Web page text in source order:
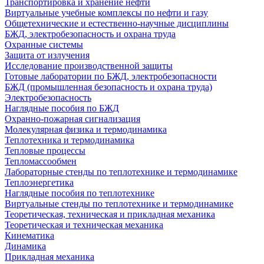
Транспортировка и хранение нефти
Виртуальные учебные комплексы по нефти и газу
Общетехнические и естественно-научные дисциплины
БЖД, электробезопасность и охрана труда
Охранные системы
Защита от излучения
Исследование производственной защиты
Готовые лаборатории по БЖД, электробезопасности
БЖД (промышленная безопасность и охрана труда)
Электробезопасность
Наглядные пособия по БЖД
Охранно-пожарная сигнализация
Молекулярная физика и термодинамика
Теплотехника и термодинамика
Тепловые процессы
Тепломассообмен
Лабораторные стенды по теплотехнике и термодинамике
Теплоэнергетика
Наглядные пособия по теплотехнике
Виртуальные стенды по теплотехнике и термодинамике
Теоретическая, техническая и прикладная механика
Теоретическая и техническая механика
Кинематика
Динамика
Прикладная механика